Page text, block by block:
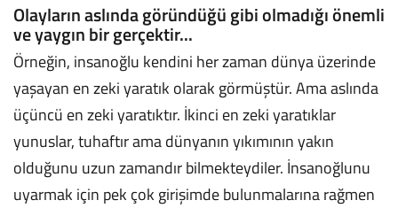
Olayların aslında göründüğü gibi olmadığı önemli
ve yaygın bir gerçektir...
Örneğin, insanoğlu kendini her zaman dünya üzerinde
yaşayan en zeki yaratık olarak görmüştür. Ama aslında
üçüncü en zeki yaratıktır. İkinci en zeki yaratıklar
yunuslar, tuhaftır ama dünyanın yıkımının yakın
olduğunu uzun zamandır bilmekteydiler. İnsanoğlunu
uyarmak için pek çok girişimde bulunmalarına rağmen